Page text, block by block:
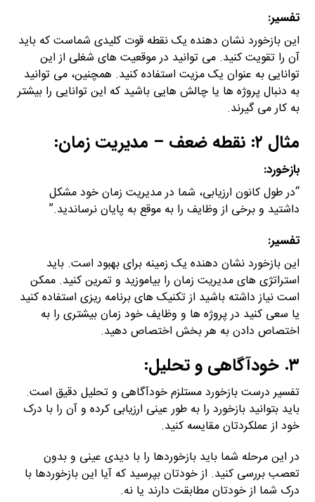
تفسیر:
این بازخورد نشان دهنده یک نقطه قوت کلیدی شماست که باید
آن را تقویت کنید. می توانید در موقعیت های شغلی از این
توانایی به عنوان یک مزیت استفاده کنید. همچنین، می توانید
به دنبال پروژه ها یا چالش هایی باشید که این توانایی را بیشتر
به کار می گیرند.
مثال ۲: نقطه ضعف – مدیریت زمان:
بازخورد:
“در طول کانون ارزیابی، شما در مدیریت زمان خود مشکل
داشتید و برخی از وظایف را به موقع به پایان نرساندید.”
تفسیر:
این بازخورد نشان دهنده یک زمینه برای بهبود است. باید
استراتژی های مدیریت زمان را بیاموزید و تمرین کنید. ممکن
است نیاز داشته باشید از تکنیک های برنامه ریزی استفاده کنید
یا سعی کنید در پروژه ها و وظایف خود زمان بیشتری را به
اختصاص دادن به هر بخش اختصاص دهید.
۳. خودآگاهی و تحلیل:
تفسیر درست بازخورد مستلزم خودآگاهی و تحلیل دقیق است.
باید بتوانید بازخورد را به طور عینی ارزیابی کرده و آن را با درک
خود از عملکردتان مقایسه کنید.
در این مرحله شما باید بازخوردها را با دیدی عینی و بدون
تعصب بررسی کنید. از خودتان بپرسید که آیا این بازخوردها با
درک شما از خودتان مطابقت دارند یا نه.